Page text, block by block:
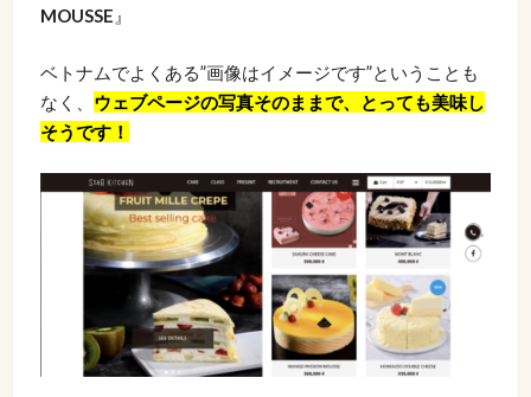
MOUSSE 』
ベトナムでよくある”画像はイメージです”ということも
なく、 ウェブページの写真そのままで、とっても美味し
そうです！